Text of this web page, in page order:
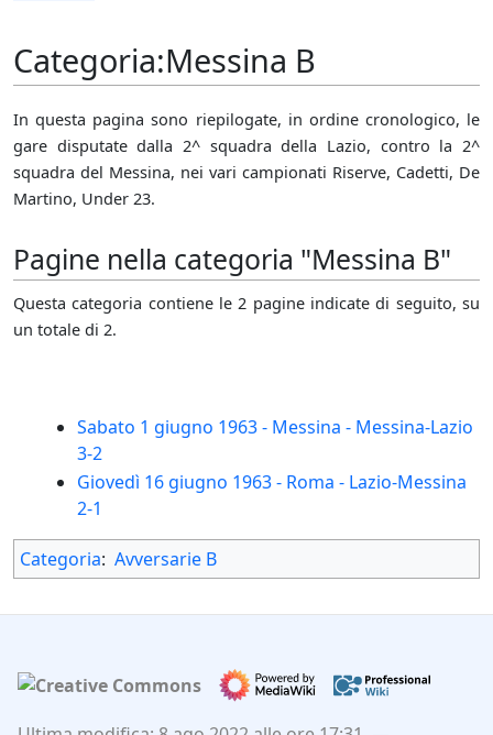
Categoria:Messina B
In questa pagina sono riepilogate, in ordine cronologico, le
gare disputate dalla 2^ squadra della Lazio, contro la 2^
squadra del Messina, nei vari campionati Riserve, Cadetti, De
Martino, Under 23.
Pagine nella categoria "Messina B"
Questa categoria contiene le 2 pagine indicate di seguito, su
un totale di 2.
Sabato 1 giugno 1963 - Messina - Messina-Lazio
3-2
Giovedì 16 giugno 1963 - Roma - Lazio-Messina
2-1
Categoria: Avversarie B